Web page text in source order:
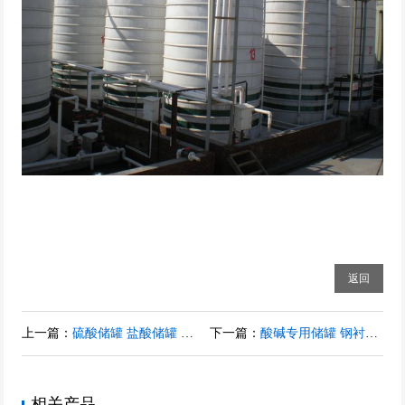
返回
上一篇：硫酸储罐 盐酸储罐 氢氟酸储罐 氨水储罐 钢衬PO，PP储罐 下一篇： 酸碱专用储罐 钢衬塑贮罐 贮槽 储槽 搅拌罐 反应罐